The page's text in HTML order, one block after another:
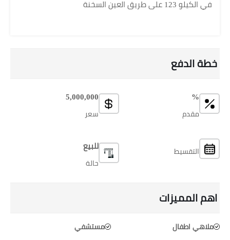
في الكيلو 123 على طريق العين السخنة
خطة الدفع
%
مقدم
التقسيط
5,000,000
سعر
للبيع
حالة
اهم المميزات
ملاهي اطفال مستشفي